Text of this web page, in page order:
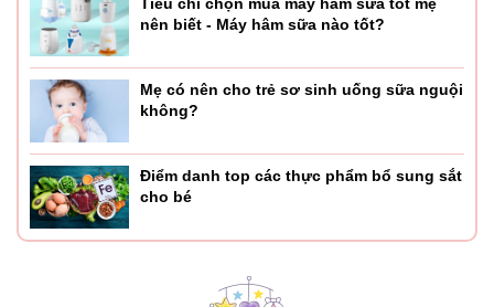
nên biết - Máy hâm sữa nào tốt?
Mẹ có nên cho trẻ sơ sinh uống sữa nguội
không?
Điểm danh top các thực phẩm bổ sung sắt
cho bé